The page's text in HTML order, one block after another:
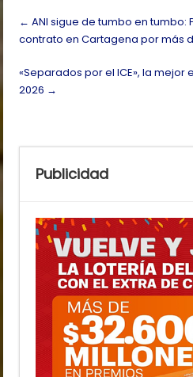
Post
navigation
← ANI sigue de tumbo en
contrato en Cartagena por más
«Separados por el ICE», la mejor
2026 →
Publicidad